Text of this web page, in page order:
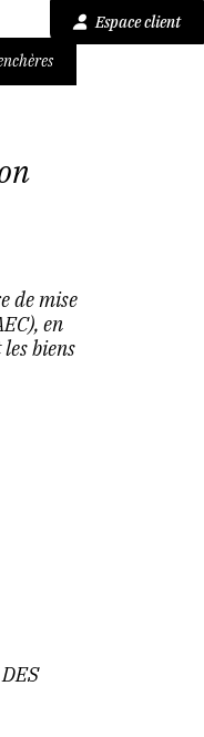
Espace client
de mise
en
biens